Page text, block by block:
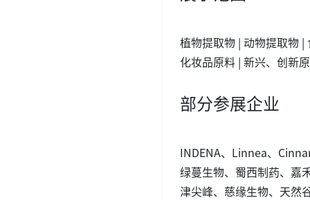
植物提取物 | 动物提取物
化妆品原料 | 新兴、创新
部分参展企业
INDENA、Linnea、
绿蔓生物、蜀西制药、嘉
津尖峰、慈缘生物、天然